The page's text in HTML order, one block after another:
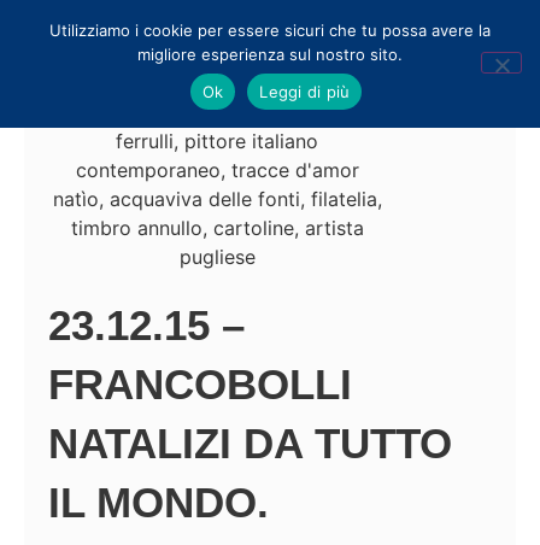
23.12.15 –
FRANCOBOLLI
NATALIZI DA TUTTO
IL MONDO.
Utilizziamo i cookie per essere sicuri che tu possa avere la
migliore esperienza sul nostro sito.
Ok
Leggi di più